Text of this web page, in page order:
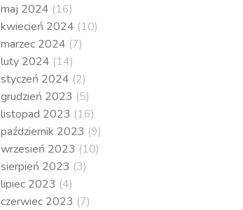
maj 2024 (16)
kwiecień 2024 (10)
marzec 2024 (7)
luty 2024 (14)
styczeń 2024 (2)
grudzień 2023 (5)
listopad 2023 (16)
październik 2023 (9)
wrzesień 2023 (10)
sierpień 2023 (3)
lipiec 2023 (4)
czerwiec 2023 (7)